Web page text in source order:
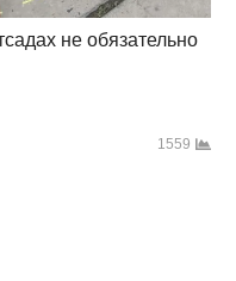
не обязательно
1559